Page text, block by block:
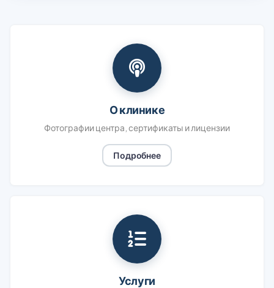
О клинике
Фотографии центра, сертификаты и лицензии
Подробнее
Услуги